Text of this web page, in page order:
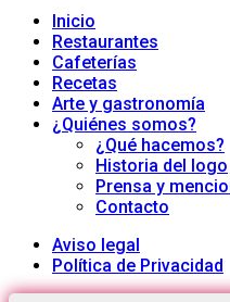
Inicio
Restaurantes
Cafeterías
Recetas
Arte y gastronomía
¿Quiénes somos?
¿Qué hacemos?
Historia del logo
Prensa y
Contacto
Aviso legal
Política de Privacidad